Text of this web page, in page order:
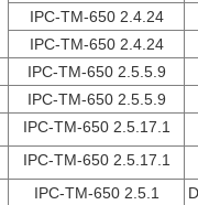
IPC-TM-650 2.4.24
IPC-TM-650 2.4.24
IPC-TM-650 2.5.5.9
IPC-TM-650 2.5.5.9
IPC-TM-650 2.5.17.1
IPC-TM-650 2.5.17.1
IPC-TM-650 2.5.1